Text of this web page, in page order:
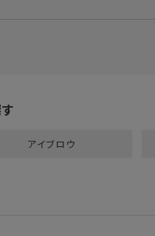
アイブロウ